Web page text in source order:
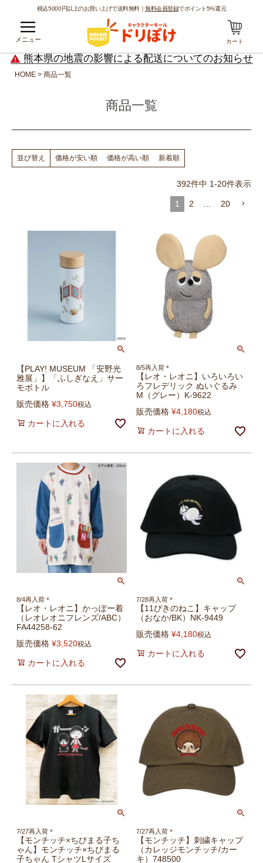
税込5000円以上のお買い上げで送料無料｜無料会員登録でポイント5%還元
メニュー カート
熊本県の地震の影響による配送についてのお知らせ
HOME 商品一覧
商品一覧
並び替え 価格が安い順 価格が高い順 新着順
392件中 1-20件表示
1 2 20
【PLAY! MUSEUM 「安野光
雅展」】「ふしぎなえ」サー
モボトル
販売価格 ¥3,750税込
カートに入れる
8/5再入荷＊
【レオ・レオニ】いろいろい
ろフレデリック ぬいぐるみ
M（グレー）K-9622
販売価格 ¥4,180税込
カートに入れる
8/4再入荷＊
【レオ・レオニ】かっぽー着
（レオレオニフレンズ/ABC）
FA44258-62
販売価格 ¥3,520税込
カートに入れる
7/28再入荷＊
【11ぴきのねこ】キャップ
（おなか/BK）NK-9449
販売価格 ¥4,180税込
カートに入れる
7/27再入荷＊
【モンチッチ×ちびまる子ち
ゃん】モンチッチ×ちびまる
子ちゃん TシャツLサイズ
7/27再入荷＊
【モンチッチ】刺繍キャップ
（カレッジモンチッチ/カー
キ）748500